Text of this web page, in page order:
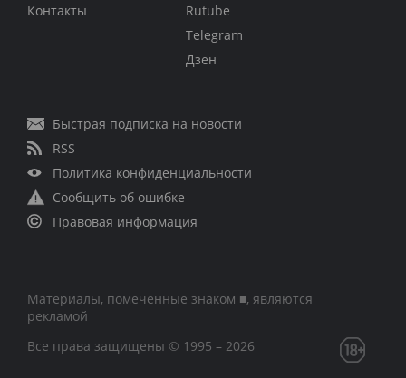
Контакты
Rutube
Telegram
Дзен
Быстрая подписка на новости
RSS
Политика конфиденциальности
Сообщить об ошибке
Правовая информация
Материалы, помеченные знаком ■, являются
рекламой
Все права защищены © 1995 – 2026